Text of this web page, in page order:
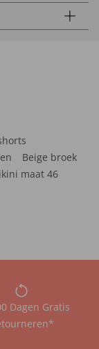
Beige broek
maat 46
Dagen Gratis